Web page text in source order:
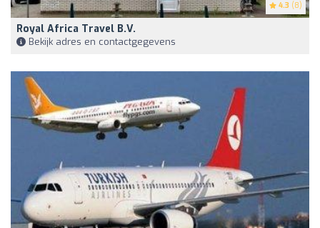
4.3 (8)
Royal Africa Travel B.V.
Bekijk adres en contactgegevens